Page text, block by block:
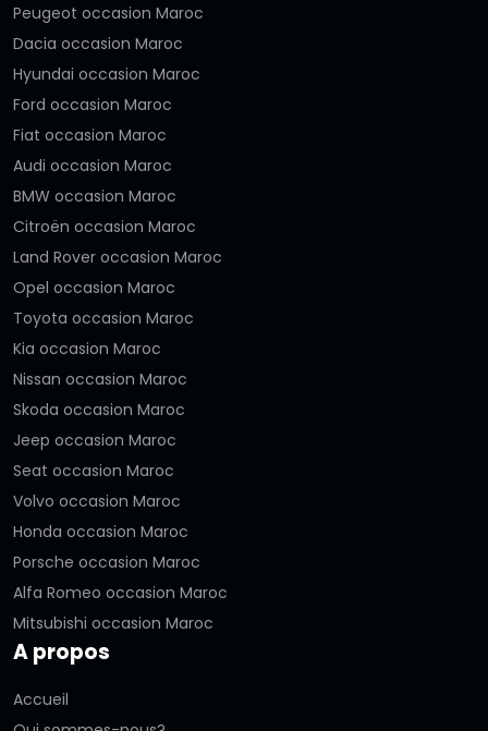
Peugeot occasion Maroc
Dacia occasion Maroc
Hyundai occasion Maroc
Ford occasion Maroc
Fiat occasion Maroc
Audi occasion Maroc
BMW occasion Maroc
Citroën occasion Maroc
Land Rover occasion Maroc
Opel occasion Maroc
Toyota occasion Maroc
Kia occasion Maroc
Nissan occasion Maroc
Skoda occasion Maroc
Jeep occasion Maroc
Seat occasion Maroc
Volvo occasion Maroc
Honda occasion Maroc
Porsche occasion Maroc
Alfa Romeo occasion Maroc
Mitsubishi occasion Maroc
A propos
Accueil